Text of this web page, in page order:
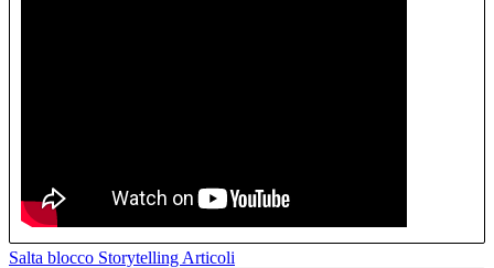
Salta blocco Storytelling Articoli